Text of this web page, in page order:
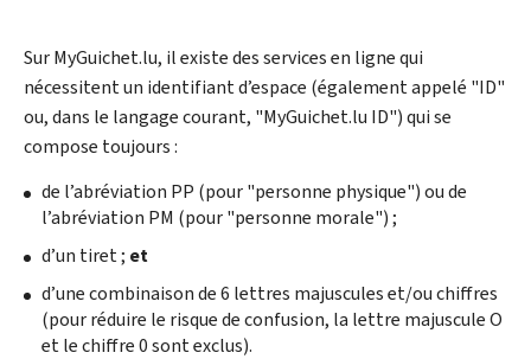
SurMyGuichet.lu, il existe des services en ligne qui
nécessitent un identifiant d’espace (également appelé "ID"
ou, dans le langage courant, "MyGuichet.lu ID") qui se
compose toujours :
de l’abréviation PP (pour "personne physique") ou de
l’abréviation PM (pour "personne morale") ;
d’un tiret ; et
d’une combinaison de 6 lettres majuscules et/ou chiffres
(pour réduire le risque de confusion, la lettre majuscule O
et le chiffre 0 sont exclus).